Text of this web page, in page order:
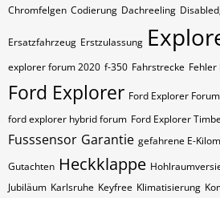
Chromfelgen Codierung Dachreeling
Ersatzfahrzeug Erstzulassung
explorer forum 2020 f-350 Fahrstrecke
Ford Explorer Ford Explorer Forum
ford explorer hybrid forum Ford Explorer
Fusssensor Garantie gefahrene E-
Gutachten Heckklappe
Jubiläum Karlsruhe Keyfree Klimatisierung